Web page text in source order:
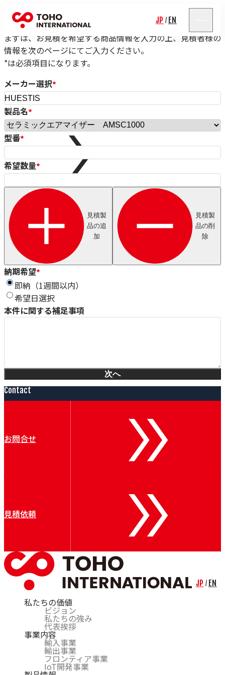
JP / EN
見積依頼フォーム
まずは、お見積を希望する商品情報を入力の上、見積者様の
情報を次のページにてご入力ください。
*は必須項目になります。
メーカー選択*
Rolf Schlicht
Niwar
Pressure Welding Machines（PWM）
エス.エー.ジャパン
Fort Wayne Wire Die
Proton Products
Paramount Die
Axjo
HUESTIS
Sjogren
泉ダイス
GECA-TAPES
Witechs
ピュアオンジャパン
Magnetic Technologies
Mobac
CERSA-MCI
Lian
製品名*
型番*
希望数量*
見積製
品の追
加
見積製
品の削
除
納期希望*
即納（1週間以内）
希望日選択
本件に関する補足事項
次へ
Contact
お問合せ
見積依頼
私たちの価値
ビジョン
私たちの強み
代表挨拶
事業内容
輸入事業
輸出事業
フロンティア事業
IoT開発事業
JP / EN